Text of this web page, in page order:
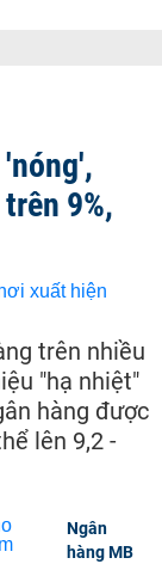
9%,
trên nhiều
"hạ nhiệt"
hàng được
lên 9,2 -
Ngân
hàng MB